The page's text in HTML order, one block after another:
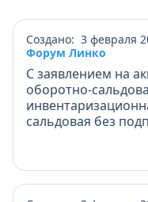
Создано: 3 февраля
Форум Линко
С заявлением на
оборотно-
сальдовая без